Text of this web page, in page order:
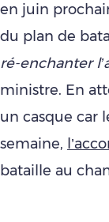
en juin
du plan de
ré-enchanter
ministre. En
un casque car
semaine,
bataille au